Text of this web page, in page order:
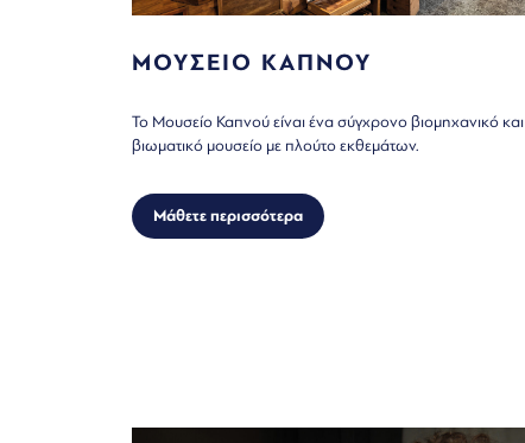
ΜΟΥΣΕΙΟ ΚΑΠΝΟΥ
Το Μουσείο Καπνού είναι ένα σύγχρονο βιομηχανικό και
βιωματικό μουσείο με πλούτο εκθεμάτων.
Μάθετε περισσότερα